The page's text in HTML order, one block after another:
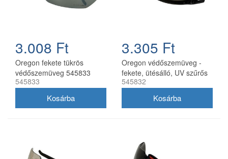
3.008 Ft
Oregon fekete tükrös
védőszemüveg 545833
545833
3.305 Ft
Oregon védőszemüveg -
fekete, ütésálló, UV szűrős
545832